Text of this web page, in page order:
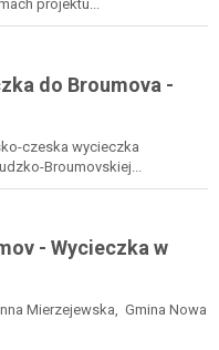
projektu...
do Broumova -
czeska wycieczka
Broumovskiej...
- Wycieczka w
Mierzejewska, Gmina Nowa